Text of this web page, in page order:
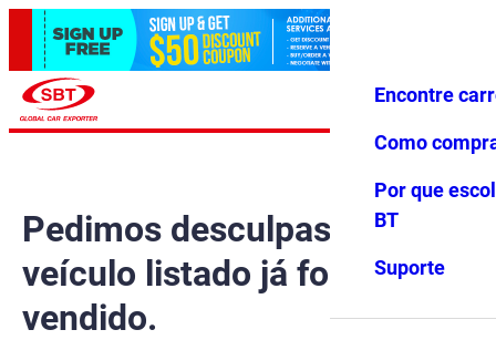
Favoritos Menu
Encontre
Como
Por que
BT
Suporte
Pedimos desculpas, mas o
veículo listado já foi
vendido.